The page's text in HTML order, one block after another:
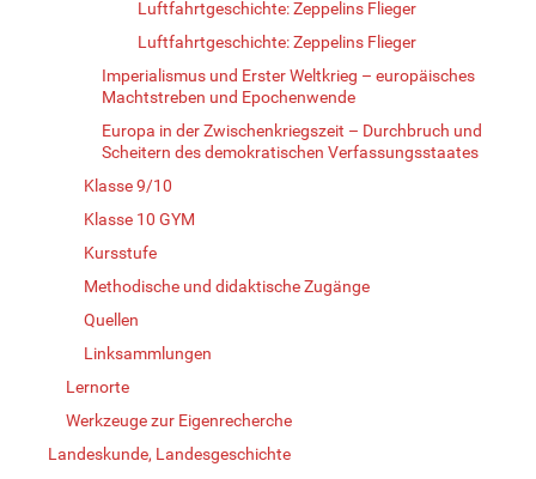
Luftfahrtgeschichte: Zeppelins Flieger
Luftfahrtgeschichte: Zeppelins Flieger
Imperialismus und Erster Weltkrieg – europäisches
Machtstreben und Epochenwende
Europa in der Zwischenkriegszeit – Durchbruch und
Scheitern des demokratischen Verfassungsstaates
Klasse 9/10
Klasse 10 GYM
Kursstufe
Methodische und didaktische Zugänge
Quellen
Linksammlungen
Lernorte
Werkzeuge zur Eigenrecherche
Landeskunde, Landesgeschichte